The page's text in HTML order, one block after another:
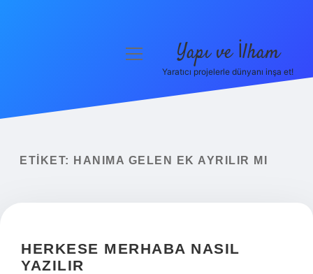
Yasal Uyarı
menüyü
Yapı ve İlham
Yaratıcı projelerle dünyanı inşa et!
ETIKET: HANIMA GELEN EK AYRILIR MI
HERKESE MERHABA NASIL
YAZILIR